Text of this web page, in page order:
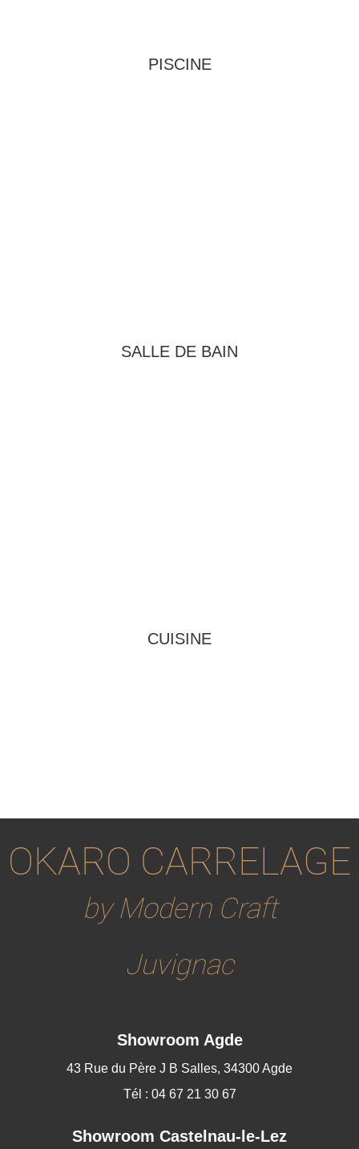
PISCINE
SALLE DE BAIN
CUISINE
OKARO CARRELAGE
by Modern Craft
Juvignac
Showroom Agde
43 Rue du Père J B Salles, 34300 Agde
Tél : 04 67 21 30 67
Showroom Castelnau-le-Lez